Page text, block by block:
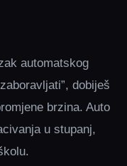
automatskog
dobiješ
brzina. Auto
u stupanj,